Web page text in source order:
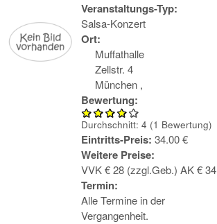
Veranstaltungs-Typ:
Salsa-Konzert
Ort:
Muffathalle
Zellstr. 4
München ,
Bewertung:
Durchschnitt: 4 (1 Bewertung)
Eintritts-Preis: 34.00 €
Weitere Preise:
VVK € 28 (zzgl.Geb.) AK € 34
Termin:
Alle Termine in der
Vergangenheit.